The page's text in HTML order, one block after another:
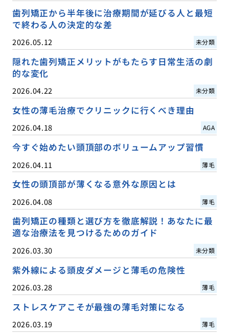
歯列矯正から半年後に治療期間が延びる人と最短
で終わる人の決定的な差
2026.05.12 未分類
隠れた歯列矯正メリットがもたらす日常生活の劇
的な変化
2026.04.22 未分類
女性の薄毛治療でクリニックに行くべき理由
2026.04.18 AGA
今すぐ始めたい頭頂部のボリュームアップ習慣
2026.04.11 薄毛
女性の頭頂部が薄くなる意外な原因とは
2026.04.08 薄毛
歯列矯正の種類と選び方を徹底解説！あなたに最
適な治療法を見つけるためのガイド
2026.03.30 未分類
紫外線による頭皮ダメージと薄毛の危険性
2026.03.28 薄毛
ストレスケアこそが最強の薄毛対策になる
2026.03.19 薄毛